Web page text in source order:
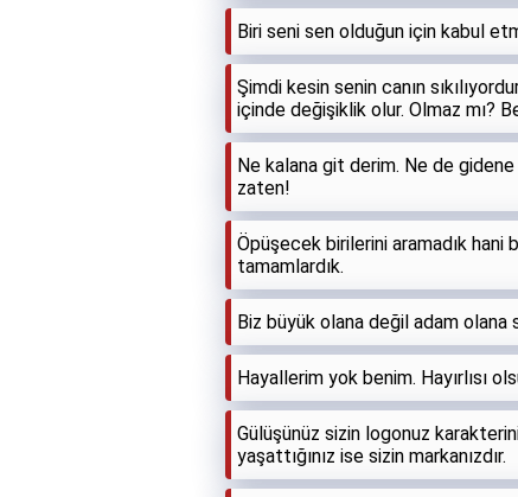
Biri seni sen olduğun için kabul
Şimdi kesin senin canın
içinde değişiklik olur. Olmaz mı?
Ne kalana git derim. Ne de
zaten!
Öpüşecek birilerini aramadık
tamamlardık.
Biz büyük olana değil adam olana
Hayallerim yok benim. Hayırlısı
Gülüşünüz sizin logonuz
yaşattığınız ise sizin markanızdır.